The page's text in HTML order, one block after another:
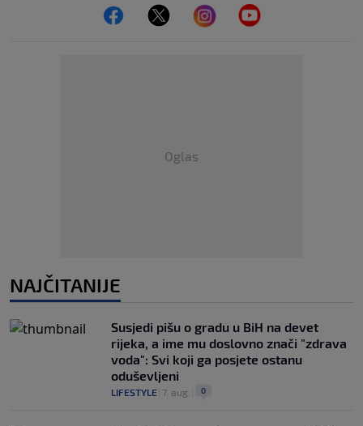
Oglas
NAJČITANIJE
Susjedi pišu o gradu u BiH na devet
rijeka, a ime mu doslovno znači "zdrava
voda": Svi koji ga posjete ostanu
oduševljeni
LIFESTYLE 7. aug. 0